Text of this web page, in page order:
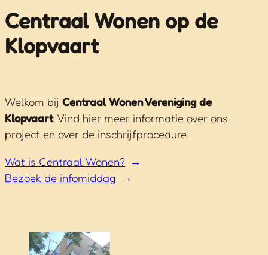
Centraal Wonen op de
Klopvaart
Welkom bij Centraal Wonen Vereniging de
Klopvaart. Vind hier meer informatie over ons
project en over de inschrijfprocedure.
Wat is Centraal Wonen?
Bezoek de infomiddag